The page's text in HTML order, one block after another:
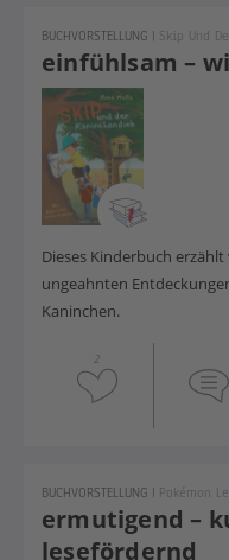
einfühlsam –
BUCHVORSTELLUNG | Skip Und
Dieses Kinderbuch
ungeahnten
Kaninchen.
2
ermutigend –
lesefördernd
BUCHVORSTELLUNG | Pokémon